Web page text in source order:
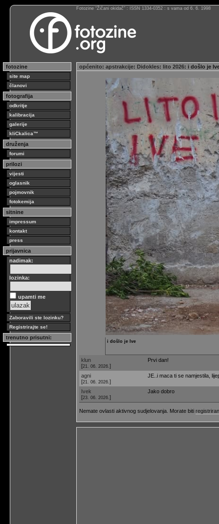
Fotozine “Žičani okidač” : ISSN 1334-0352 : s vama od 6. 6. 1998
fotozine
site map
članovi
fotografija
odkritje
kalibracija
galerije
kliCkalica™
druženja
forumi
prilozi
vijesti
oglasnik
pojmovnik
fotokemija
sitnine
impressum
kontakt
press
prijavnica
nadimak:
lozinka:
upamti me
Zaboravili ste lozinku?
Registrirajte se!
trenutno prisutni:
općenito: apstrakcije: Didokles: lito 2026: i došlo je
i došlo je Ive
klun
[21. 06. 2026. ]
Prvi dan!
agni
[21. 06. 2026. ]
JE..i maca ti se namjestila,
Ivek
[23. 06. 2026. ]
Jako dobro
Nemate ovlasti aktivnog sudjelovanja. Morate biti